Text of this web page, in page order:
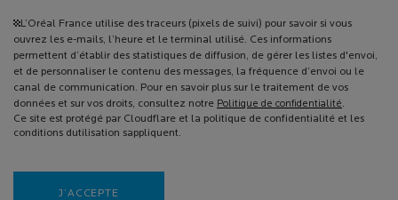
¹L’Oréal France utilise des traceurs (pixels de suivi) pour savoir si vous
ouvrez les e-mails, l’heure et le terminal utilisé. Ces informations
permettent d’établir des statistiques de diffusion, de gérer les listes d'envoi,
et de personnaliser le contenu des messages, la fréquence d’envoi ou le
canal de communication. Pour en savoir plus sur le traitement de vos
données et sur vos droits, consultez notre Politique de confidentialité.
Ce site est protégé par Cloudflare et la politique de confidentialité et les
conditions dutilisation sappliquent.
J’ACCEPTE